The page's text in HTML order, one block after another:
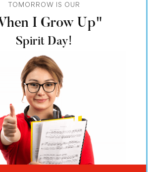
TOMORROW IS OUR
I Grow Up"
Spirit Day!